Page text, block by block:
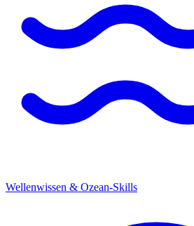
Wellenwissen & Ozean-Skills